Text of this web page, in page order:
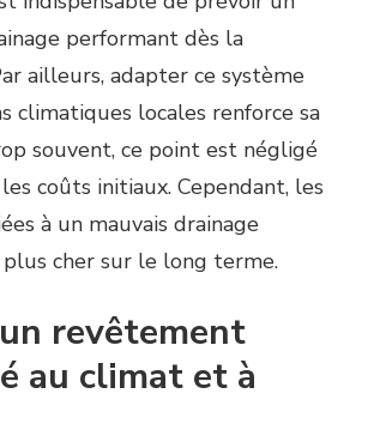
performant dès la
ailleurs, adapter ce système
climatiques locales renforce sa
souvent, ce point est négligé
coûts initiaux. Cependant, les
à un mauvais drainage
cher sur le long terme.
revêtement
au climat et à